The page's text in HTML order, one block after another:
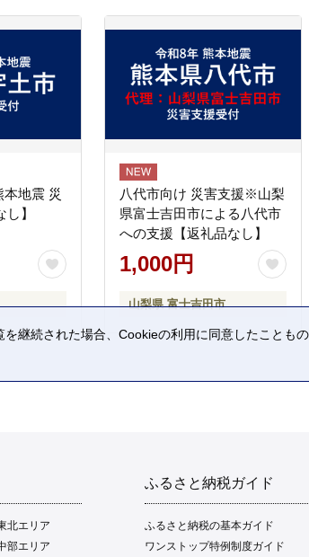
地震 災
】
八代市向け 災害支援※山梨
県富士吉田市による八代市
への支援【返礼品なし】
1,000円
山梨県 富士吉田市
北エリア
部エリア
ふるさと納税ガイド
ふるさと納税の基本ガイド
ワンストップ特例制度ガイド
継続された場合、Cookieの利用に同意したこともの